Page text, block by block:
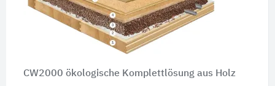
CW2000 ökologische Komplettlösung aus Holz